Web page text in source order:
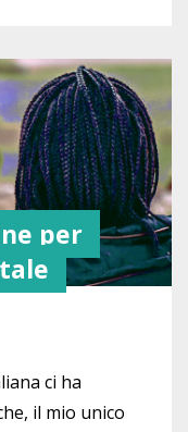
per
ci ha
il mio unico